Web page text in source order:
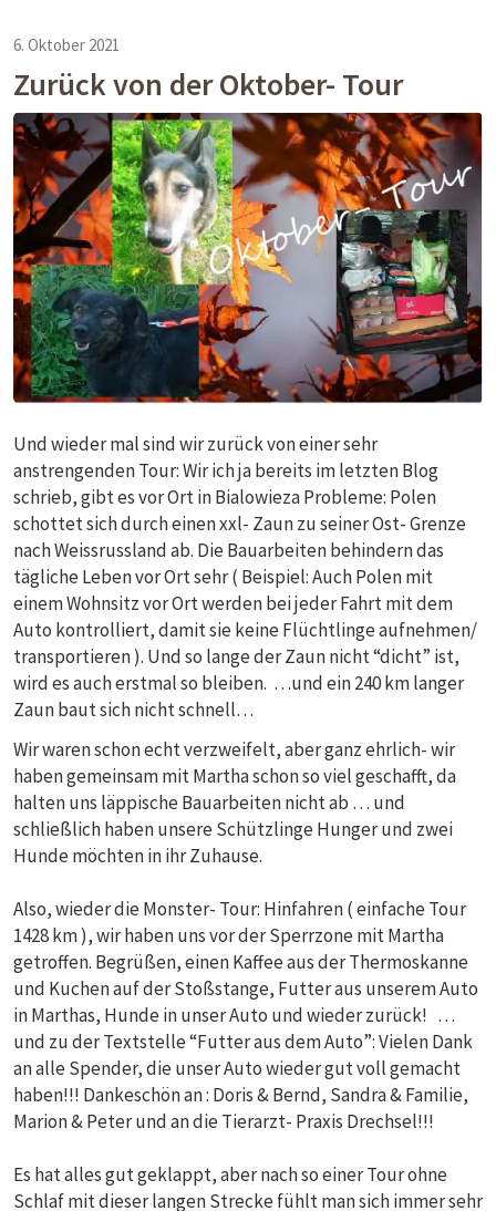
6. Oktober 2021
Zurück von der Oktober- Tour
Und wieder mal sind wir zurück von einer sehr
anstrengenden Tour: Wir ich ja bereits im letzten Blog
schrieb, gibt es vor Ort in Bialowieza Probleme: Polen
schottet sich durch einen xxl- Zaun zu seiner Ost- Grenze
nach Weissrussland ab. Die Bauarbeiten behindern das
tägliche Leben vor Ort sehr ( Beispiel: Auch Polen mit
einem Wohnsitz vor Ort werden bei jeder Fahrt mit dem
Auto kontrolliert, damit sie keine Flüchtlinge aufnehmen/
transportieren ). Und so lange der Zaun nicht “dicht” ist,
wird es auch erstmal so bleiben. …und ein 240 km langer
Zaun baut sich nicht schnell…
Wir waren schon echt verzweifelt, aber ganz ehrlich- wir
haben gemeinsam mit Martha schon so viel geschafft, da
halten uns läppische Bauarbeiten nicht ab … und
schließlich haben unsere Schützlinge Hunger und zwei
Hunde möchten in ihr Zuhause.
Also, wieder die Monster- Tour: Hinfahren ( einfache Tour
1428 km ), wir haben uns vor der Sperrzone mit Martha
getroffen. Begrüßen, einen Kaffee aus der Thermoskanne
und Kuchen auf der Stoßstange, Futter aus unserem Auto
in Marthas, Hunde in unser Auto und wieder zurück! …
und zu der Textstelle “Futter aus dem Auto”: Vielen Dank
an alle Spender, die unser Auto wieder gut voll gemacht
haben!!! Dankeschön an : Doris & Bernd, Sandra & Familie,
Marion & Peter und an die Tierarzt- Praxis Drechsel!!!
Es hat alles gut geklappt, aber nach so einer Tour ohne
Schlaf mit dieser langen Strecke fühlt man sich immer sehr